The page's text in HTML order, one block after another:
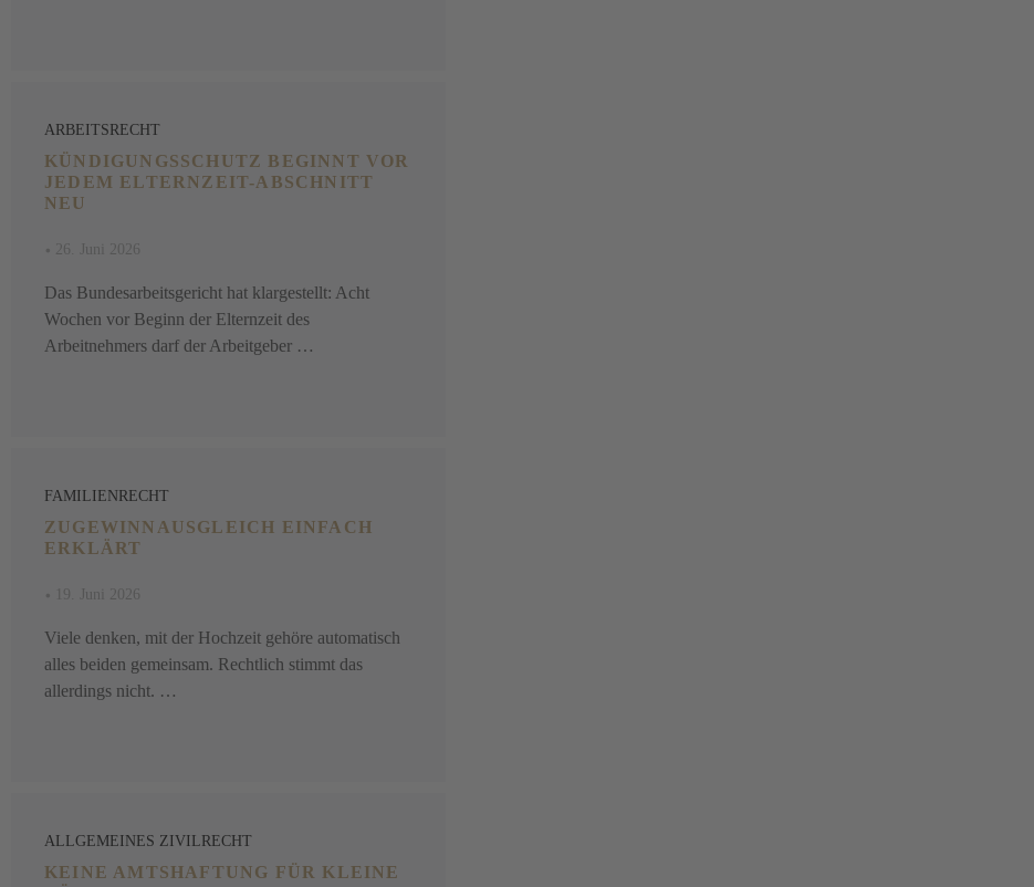
ARBEITSRECHT
KÜNDIGUNGSSCHUTZ BEGINNT VOR
JEDEM ELTERNZEIT-ABSCHNITT
NEU
26. Juni 2026
Das Bundesarbeitsgericht hat klargestellt: Acht
Wochen vor Beginn der Elternzeit des
Arbeitnehmers darf der Arbeitgeber …
FAMILIENRECHT
ZUGEWINNAUSGLEICH EINFACH
ERKLÄRT
19. Juni 2026
Viele denken, mit der Hochzeit gehöre automatisch
alles beiden gemeinsam. Rechtlich stimmt das
allerdings nicht. …
ALLGEMEINES ZIVILRECHT
KEINE AMTSHAFTUNG FÜR KLEINE